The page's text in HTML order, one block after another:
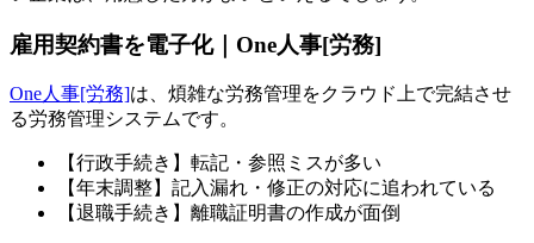
雇用契約書を電子化｜One人事[労務]
One人事[労務]は、煩雑な労務管理をクラウド上で完結させ
る労務管理システムです。
【行政手続き】転記・参照ミスが多い
【年末調整】記入漏れ・修正の対応に追われている
【退職手続き】離職証明書の作成が面倒